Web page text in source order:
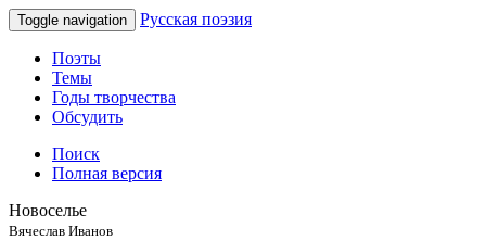
Toggle navigation Русская поэзия
Поэты
Темы
Годы творчества
Обсудить
Поиск
Полная версия
Новоселье
Вячеслав Иванов